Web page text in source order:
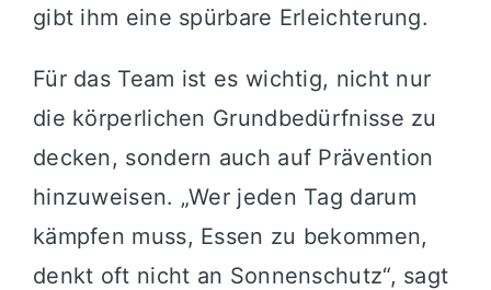
gibt ihm eine spürbare Erleichterung.
Für das Team ist es wichtig, nicht nur
die körperlichen Grundbedürfnisse zu
decken, sondern auch auf Prävention
hinzuweisen. „Wer jeden Tag darum
kämpfen muss, Essen zu bekommen,
denkt oft nicht an Sonnenschutz“, sagt